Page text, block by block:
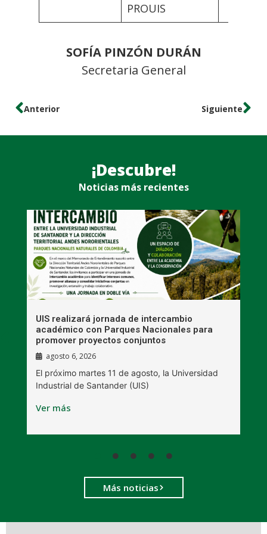
PROUIS
SOFÍA PINZÓN DURÁN
Secretaria General
Anterior Siguiente
¡Descubre!
Noticias más recientes
UIS realizará jornada de intercambio
académico con Parques Nacionales para
promover proyectos conjuntos
agosto 6, 2026
El próximo martes 11 de agosto, la Universidad
Industrial de Santander (UIS)
Ver más
Más noticias